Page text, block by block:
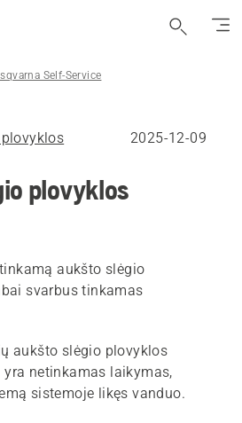
Self-Service
2025-12-09
plovyklos
aukšto slėgio
svarbus tinkamas
aukšto slėgio plovyklos
netinkamas laikymas,
sistemoje likęs vanduo.